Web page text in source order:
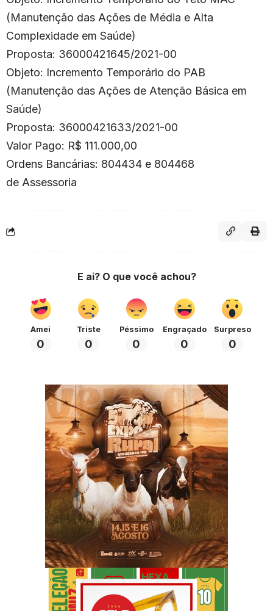
(Manutenção das Ações de Média e Alta
Complexidade em Saúde)
Proposta: 36000421645/2021-00
Objeto: Incremento Temporário do PAB
(Manutenção das Ações de Atenção Básica em
Saúde)
Proposta: 36000421633/2021-00
Valor Pago: R$ 111.000,00
Ordens Bancárias: 804434 e 804468
de Assessoria
E ai? O que você achou?
Amei
0
Triste
0
Péssimo
0
Engraçado
0
Surpreso
0